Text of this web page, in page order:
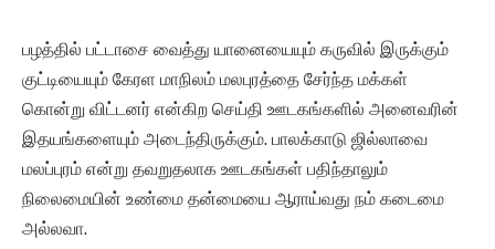
பழத்தில் பட்டாசை வைத்து யானையையும் கருவில் இருக்கும்
குட்டியையும் கேரள மாநிலம் மலபுரத்தை சேர்ந்த மக்கள்
கொன்று விட்டனர் என்கிற செய்தி ஊடகங்களில் அனைவரின்
இதயங்களையும் அடைந்திருக்கும். பாலக்காடு ஜில்லாவை
மலப்புரம் என்று தவறுதலாக ஊடகங்கள் பதிந்தாலும்
நிலைமையின் உண்மை தன்மையை ஆராய்வது நம் கடைமை
அல்லவா.